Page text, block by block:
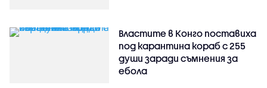
Властите в Конго поставиха
под карантина кораб с 255
души заради съмнения за
ебола